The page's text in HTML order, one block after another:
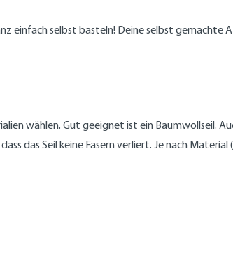
einfach selbst basteln! Deine selbst
wählen. Gut geeignet ist ein Baumwollseil.
das Seil keine Fasern verliert. Je nach Material